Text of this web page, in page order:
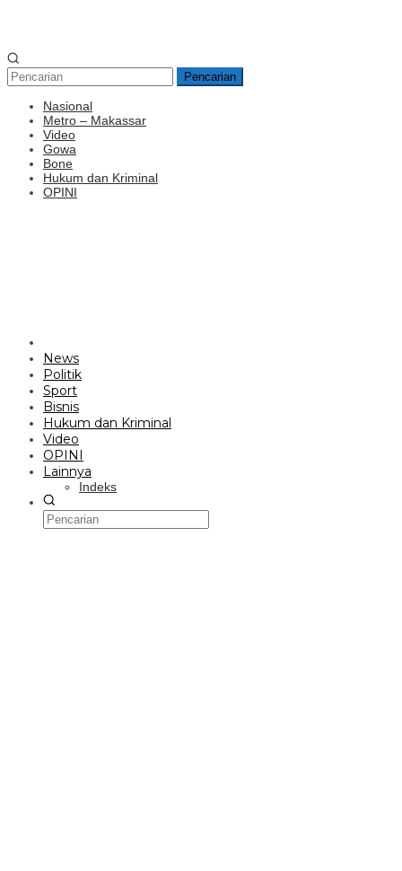
Pencarian
Nasional
Metro – Makassar
Video
Gowa
Bone
Hukum dan Kriminal
OPINI
News
Politik
Sport
Bisnis
Hukum dan Kriminal
Video
OPINI
Lainnya
Indeks